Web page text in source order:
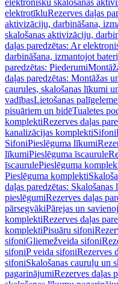
elektronisku skalošanas
elektrotīkluRezerves daļas
aktivizāciju, darbināšana,
skalošanas aktivizāciju,
daļas paredzētas: Ar
darbināšana, izmantojot
paredzētas: Piederumi
daļas paredzētas: Montāžas
caurules, skalošanas līkumi
vadībasLietošanas
pisuāriem un bidēTualetes
komplektiRezerves daļas
kanalizācijas komplektiSifoni
SifoniPieslēguma līkumi
līkumiPieslēguma īscaurule
īscaurulePieslēguma
Pieslēguma komplekti
daļas paredzētas:
pieslēgumiRezerves daļas
pārsegvākiPārejas un
komplektiRezerves daļas
komplektiPisuāru sifoni
sifoniGliemežveida sifoni
sifoniP veida sifoniRezerves
sifoniSkalošanas cauruļu un
pagarinājumiRezerves daļas